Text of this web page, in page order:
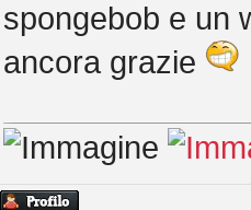
spongebob e un
ancora grazie